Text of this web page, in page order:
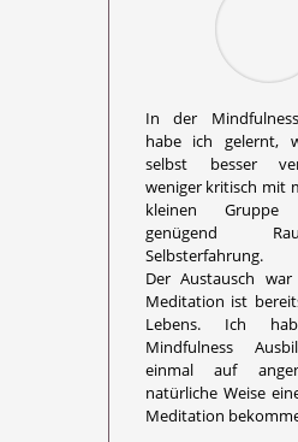
In der
habe ich gelernt,
selbst besser
weniger kritisch mit
kleinen
genügend
Selbsterfahrung.
Der Austausch
Meditation ist
Lebens. Ich
Mindfulness
einmal auf
natürliche Weise
Meditation